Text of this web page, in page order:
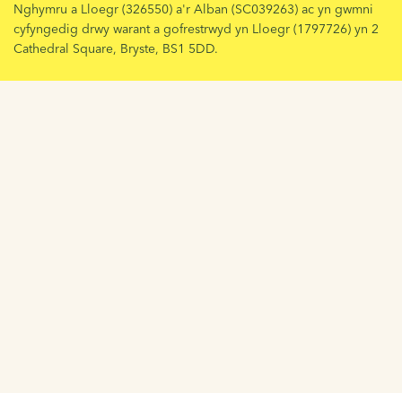
Nghymru a Lloegr (326550) a'r Alban (SC039263) ac yn gwmni
cyfyngedig drwy warant a gofrestrwyd yn Lloegr (1797726) yn 2
Cathedral Square, Bryste, BS1 5DD.